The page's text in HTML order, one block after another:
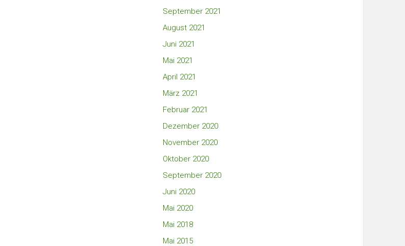
September 2021
August 2021
Juni 2021
Mai 2021
April 2021
März 2021
Februar 2021
Dezember 2020
November 2020
Oktober 2020
September 2020
Juni 2020
Mai 2020
Mai 2018
Mai 2015